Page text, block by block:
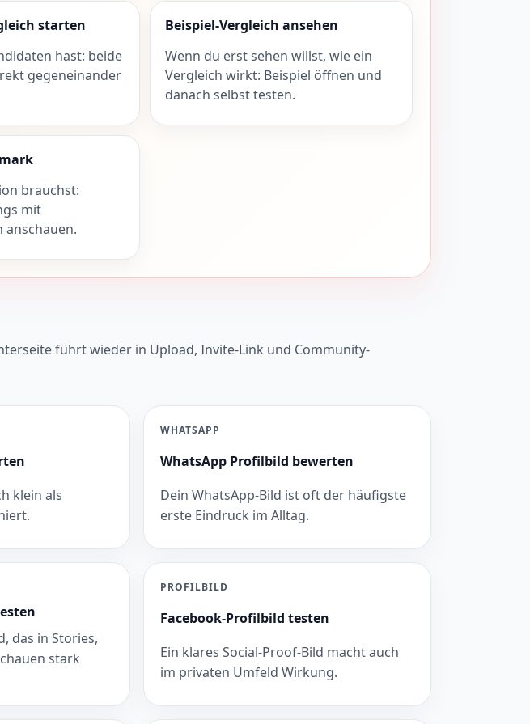
starten
hast: beide
gegeneinander
Beispiel-Vergleich ansehen
Wenn du erst sehen willst, wie ein
Vergleich wirkt: Beispiel öffnen und
danach selbst testen.
brauchst:
mit
anschauen.
führt wieder in Upload, Invite-Link und Community-
klein als
WHATSAPP
WhatsApp Profilbild bewerten
Dein WhatsApp-Bild ist oft der häufigste
erste Eindruck im Alltag.
das in Stories,
stark
PROFILBILD
Facebook-Profilbild testen
Ein klares Social-Proof-Bild macht auch
im privaten Umfeld Wirkung.